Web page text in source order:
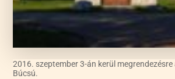
2016. szeptember 3-án kerül
Búcsú.